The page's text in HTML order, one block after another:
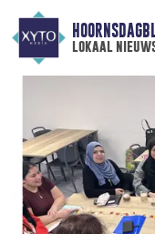
lokaal